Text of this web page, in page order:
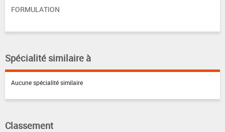
FORMULATION
Spécialité similaire à
Aucune spécialité similaire
Classement